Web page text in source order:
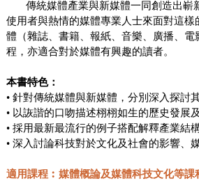
傳統媒體產業與新媒體一同創造出嶄
使用者與熱情的媒體專業人士來面對這
體（雜誌、書籍、報紙、音樂、廣播、
程，亦適合對於媒體有興趣的讀者。
本書特色：
• 針對傳統媒體與新媒體，分別深入探討
• 以詼諧的口吻描述栩栩如生的歷史發展
• 採用最新最流行的例子搭配解釋產業結
• 深入討論科技對於文化及社會的影響、
適用課程︰媒體概論及媒體科技文化等課